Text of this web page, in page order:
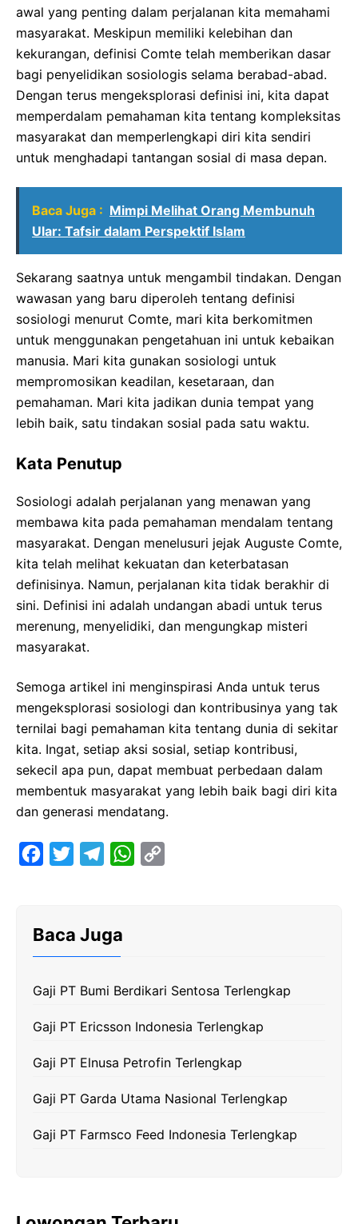
awal yang penting dalam perjalanan kita memahami
masyarakat. Meskipun memiliki kelebihan dan
kekurangan, definisi Comte telah memberikan dasar
bagi penyelidikan sosiologis selama berabad-abad.
Dengan terus mengeksplorasi definisi ini, kita dapat
memperdalam pemahaman kita tentang kompleksitas
masyarakat dan memperlengkapi diri kita sendiri
untuk menghadapi tantangan sosial di masa depan.
Baca Juga : Mimpi Melihat Orang Membunuh
Ular: Tafsir dalam Perspektif Islam
Sekarang saatnya untuk mengambil tindakan. Dengan
wawasan yang baru diperoleh tentang definisi
sosiologi menurut Comte, mari kita berkomitmen
untuk menggunakan pengetahuan ini untuk kebaikan
manusia. Mari kita gunakan sosiologi untuk
mempromosikan keadilan, kesetaraan, dan
pemahaman. Mari kita jadikan dunia tempat yang
lebih baik, satu tindakan sosial pada satu waktu.
Kata Penutup
Sosiologi adalah perjalanan yang menawan yang
membawa kita pada pemahaman mendalam tentang
masyarakat. Dengan menelusuri jejak Auguste Comte,
kita telah melihat kekuatan dan keterbatasan
definisinya. Namun, perjalanan kita tidak berakhir di
sini. Definisi ini adalah undangan abadi untuk terus
merenung, menyelidiki, dan mengungkap misteri
masyarakat.
Semoga artikel ini menginspirasi Anda untuk terus
mengeksplorasi sosiologi dan kontribusinya yang tak
ternilai bagi pemahaman kita tentang dunia di sekitar
kita. Ingat, setiap aksi sosial, setiap kontribusi,
sekecil apa pun, dapat membuat perbedaan dalam
membentuk masyarakat yang lebih baik bagi diri kita
dan generasi mendatang.
o
k
g
a
m
W
p
p
n
k
Baca Juga
Gaji PT Bumi Berdikari Sentosa Terlengkap
Gaji PT Ericsson Indonesia Terlengkap
Gaji PT Elnusa Petrofin Terlengkap
Gaji PT Garda Utama Nasional Terlengkap
Gaji PT Farmsco Feed Indonesia Terlengkap